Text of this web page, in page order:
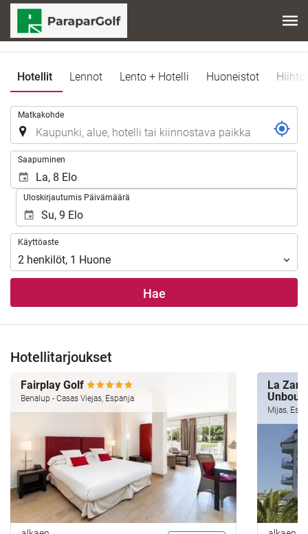
Hotellit Lennot Lento + Hotelli Huoneistot Hiihto
Matkakohde
Saapuminen
Uloskirjautumis Päivämäärä
Käyttöaste
Käyttöaste
2 henkilöt, 1 Huone
Hae
Hotellitarjoukset
Fairplay Golf
Benalup - Casas Viejas, Espanja
La
Mijas,